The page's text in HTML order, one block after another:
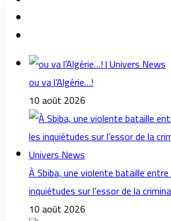
ou va l’Algérie…!
10 août 2026
À Sbiba, une violente bataille
inquiétudes sur l’essor de la
10 août 2026